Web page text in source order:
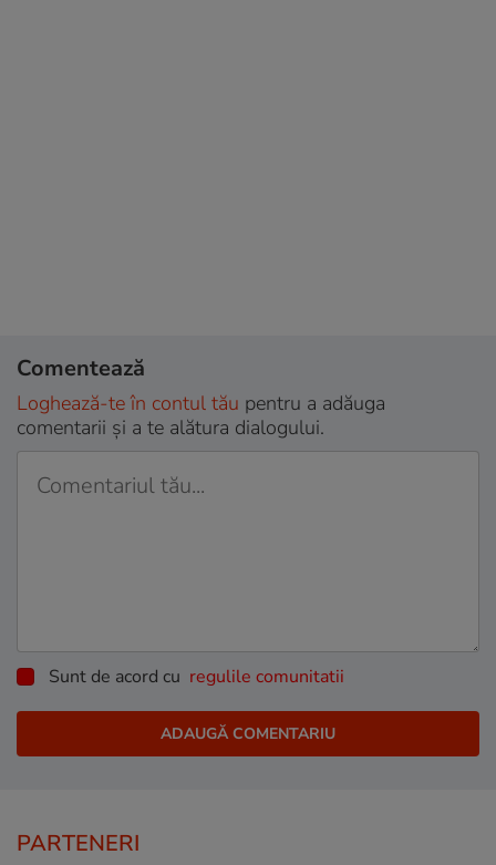
Comentează
Loghează-te în contul tău pentru a adăuga
comentarii și a te alătura dialogului.
Sunt de acord cu regulile comunitatii
PARTENERI